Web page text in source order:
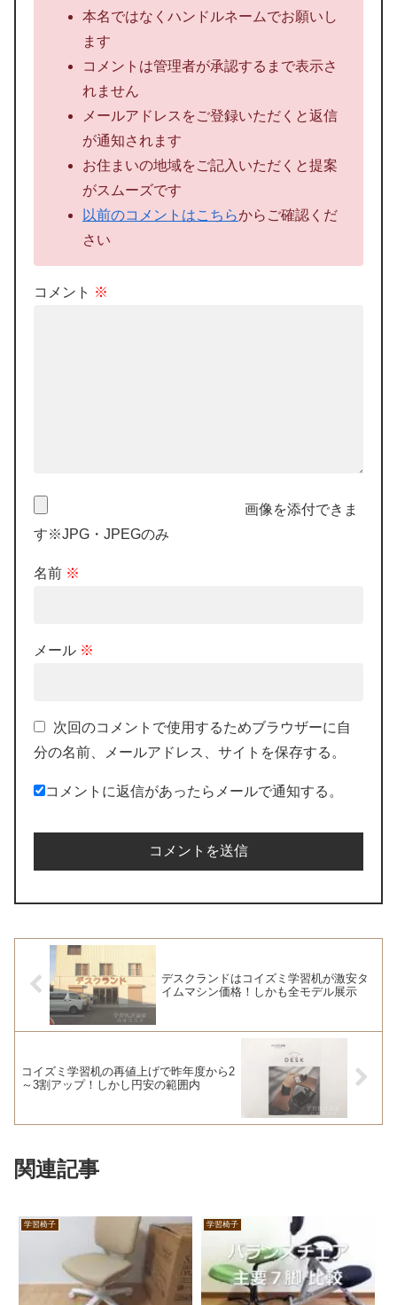
本名ではなくハンドルネームでお願いし
ます
コメントは管理者が承認するまで表示さ
れません
メールアドレスをご登録いただくと返信
が通知されます
お住まいの地域をご記入いただくと提案
がスムーズです
以前のコメントはこちらからご確認くだ
さい
コメント ※
画像を添付できま
す※JPG・JPEGのみ
名前 ※
メール ※
次回のコメントで使用するためブラウザーに自
分の名前、メールアドレス、サイトを保存する。
コメントに返信があったらメールで通知する。
デスクランドはコイズミ学習机が激安タ
イムマシン価格！しかも全モデル展示
コイズミ学習机の再値上げで昨年度から2
～3割アップ！しかし円安の範囲内
関連記事
学習椅子 学習椅子